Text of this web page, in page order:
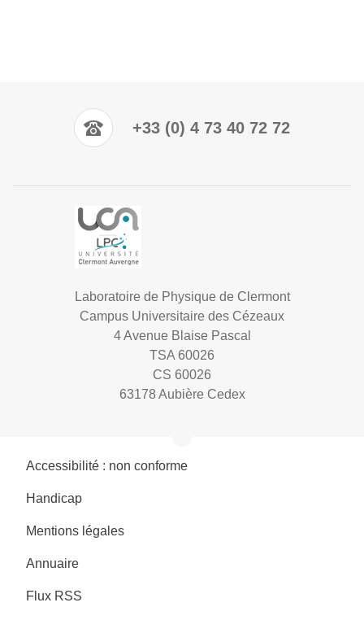
+33 (0) 4 73 40 72 72
Laboratoire de Physique de Clermont
Campus Universitaire des Cézeaux
4 Avenue Blaise Pascal
TSA 60026
CS 60026
63178 Aubière Cedex
Accessibilité : non conforme
Handicap
Mentions légales
Annuaire
Flux RSS